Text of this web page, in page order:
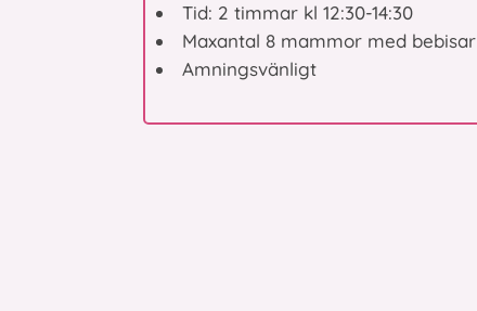
Tid: 2 timmar kl 12:30-14:30
Maxantal 8 mammor med bebisar
Amningsvänligt